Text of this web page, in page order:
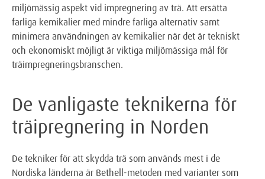
miljömässig aspekt vid impregnering av trä. Att ersätta
farliga kemikalier med mindre farliga alternativ samt
minimera användningen av kemikalier när det är tekniskt
och ekonomiskt möjligt är viktiga miljömässiga mål för
träimpregneringsbranschen.
De vanligaste teknikerna för
träipregnering in Norden
De tekniker för att skydda trä som används mest i de
Nordiska länderna är Bethell-metoden med varianter som